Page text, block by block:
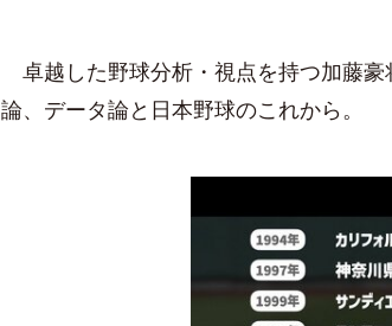
卓越した野球分析・視点を持つ加藤豪
論、データ論と日本野球のこれから。